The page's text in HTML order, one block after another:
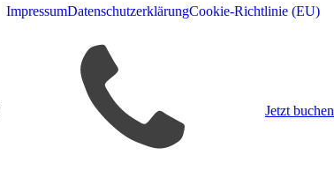
ImpressumDatenschutzerklärungCookie-Richtlinie (EU)
Jetzt buchen